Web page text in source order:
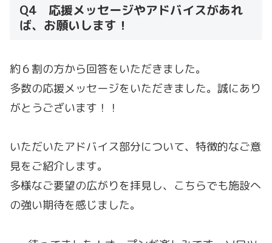
Q4 応援メッセージやアドバイスがあれ
ば、お願いします！
約６割の方から回答をいただきました。
多数の応援メッセージをいただきました。誠にあり
がとうございます！！
いただいたアドバイス部分について、特徴的なご意
見をご紹介します。
多様なご要望の広がりを拝見し、こちらでも施設へ
の強い期待を感じました。